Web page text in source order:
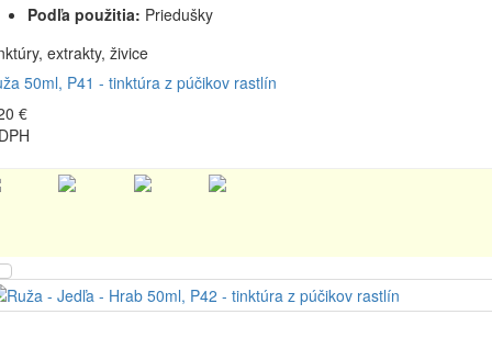
Podľa použitia: Priedušky
extrakty, živice
50ml, P41 - tinktúra z púčikov rastlín
€